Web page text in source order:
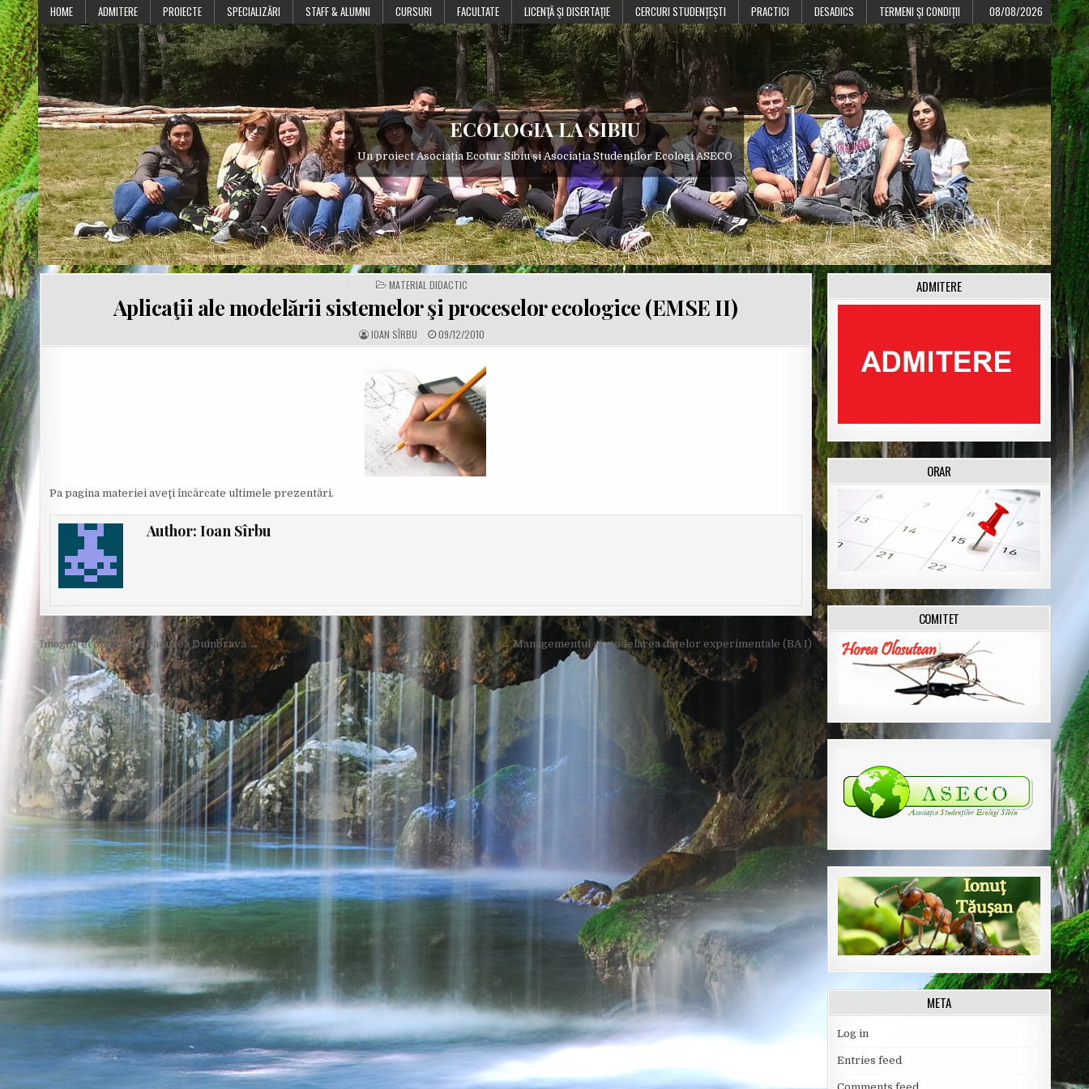
Skip
to
content
HOME ADMITERE PROIECTE SPECIALIZĂRI STAFF & ALUMNI CURSURI FACULTATE LICENŢĂ ŞI DISERTAŢIE CERCURI STUDENȚEȘTI PRACTICI DESADICS TERMENI ŞI CONDIŢII 08/08/2026
ECOLOGIA LA SIBIU
Un proiect Asociația Ecotur Sibiu și Asociația Studenților Ecologi ASECO
POSTED
IN
MATERIAL DIDACTIC
Aplicaţii ale modelării sistemelor şi proceselor ecologice (EMSE II)
A
U
R
:
IOAN SÎRBU P
U
S
H
E
D
D
A
T
E
:
09/12/2010
Pa pagina materiei aveţi încărcate ultimele prezentări.
Author: Ioan Sîrbu
Post
navigation
← Managementul şi modelarea datelor experimentale (BA I)
Imagini ecologizare Pădurea Dumbrava →
ADMITERE
ORAR
COMITET
META
Log in
Entries feed